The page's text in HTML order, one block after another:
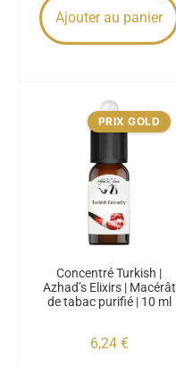
Ajouter au panier
PRIX GOLD
Concentré Turkish |
Azhad’s Elixirs | Macérât
de tabac purifié | 10 ml
6,24 €